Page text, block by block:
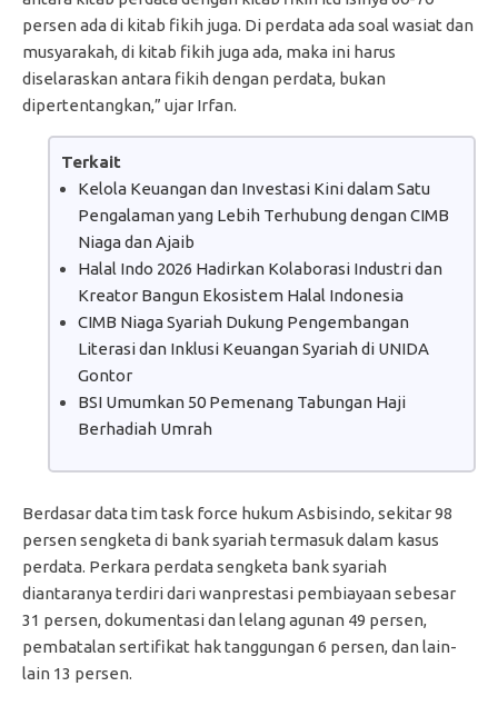
persen ada di kitab fikih juga. Di perdata ada soal wasiat dan
musyarakah, di kitab fikih juga ada, maka ini harus
diselaraskan antara fikih dengan perdata, bukan
dipertentangkan,” ujar Irfan.
Terkait
Kelola Keuangan dan Investasi Kini dalam Satu
Pengalaman yang Lebih Terhubung dengan CIMB
Niaga dan Ajaib
Halal Indo 2026 Hadirkan Kolaborasi Industri dan
Kreator Bangun Ekosistem Halal Indonesia
CIMB Niaga Syariah Dukung Pengembangan
Literasi dan Inklusi Keuangan Syariah di UNIDA
Gontor
BSI Umumkan 50 Pemenang Tabungan Haji
Berhadiah Umrah
Berdasar data tim task force hukum Asbisindo, sekitar 98
persen sengketa di bank syariah termasuk dalam kasus
perdata. Perkara perdata sengketa bank syariah
diantaranya terdiri dari wanprestasi pembiayaan sebesar
31 persen, dokumentasi dan lelang agunan 49 persen,
pembatalan sertifikat hak tanggungan 6 persen, dan lain-
lain 13 persen.